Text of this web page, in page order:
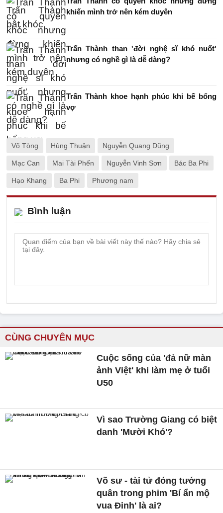
khiến mình trở nên kém duyên
Trấn Thành than 'đời nghệ sĩ khó nuốt'
nhưng có nghề gì là dễ dàng?
Trấn Thành khoe hạnh phúc khi bế bổng
vợ
Võ Tòng Hùng Thuận Nguyễn Quang Dũng
Mạc Can Mai Tài Phến Nguyễn Vinh Sơn Bác Ba Phi
Hạo Khang Ba Phi Phương nam
Bình luận
CÙNG CHUYÊN MỤC
Cuộc sống của 'đả nữ màn
ảnh Việt' khi làm mẹ ở tuổi
U50
Vì sao Trường Giang có biệt
danh 'Mười Khó'?
Võ sư - tài tử đóng tướng
quân trong phim 'Bí ẩn mộ
vua Đinh' là ai?